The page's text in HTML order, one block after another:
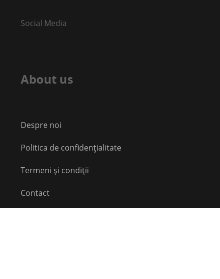
Social Media
About us
Despre noi
Politica de confidențialitate
Termeni și condiții
Contact